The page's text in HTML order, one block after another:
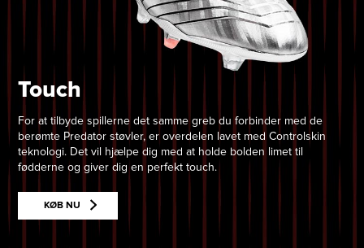
Touch
For at tilbyde spillerne det samme greb du forbinder med de
berømte Predator støvler, er overdelen lavet med Controlskin
teknologi. Det vil hjælpe dig med at holde bolden limet til
fødderne og giver dig en perfekt touch.
KØB NU